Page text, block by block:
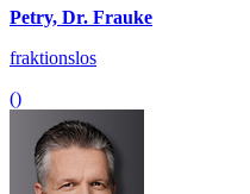
Petry, Dr. Frauke
fraktionslos
()